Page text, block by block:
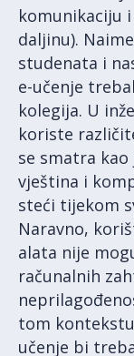
komunikaciju
daljinu).
studenata i
e-učenje
kolegija. U
koriste
se smatra
vještina i
steći tijekom
Naravno,
alata nije
računalnih
tom
učenje bi